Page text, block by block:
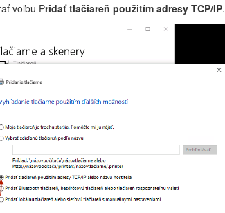
voľbu Pridať tlačiareň použitím adresy TCP/IP.